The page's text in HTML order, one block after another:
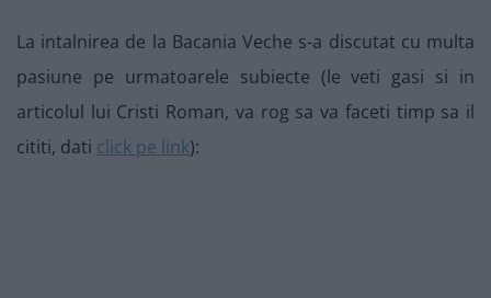
La intalnirea de la Bacania Veche s-a discutat cu multa
pasiune pe urmatoarele subiecte (le veti gasi si in
articolul lui Cristi Roman, va rog sa va faceti timp sa il
cititi, dati click pe link):